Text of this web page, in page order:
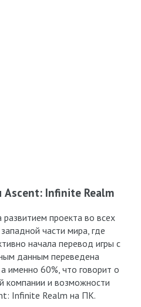
Ascent: Infinite Realm
проекта во всех
части мира, где
начала перевод игры с
данным переведена
именно 60%, что говорит о
компании и возможности
Infinite Realm на ПК.